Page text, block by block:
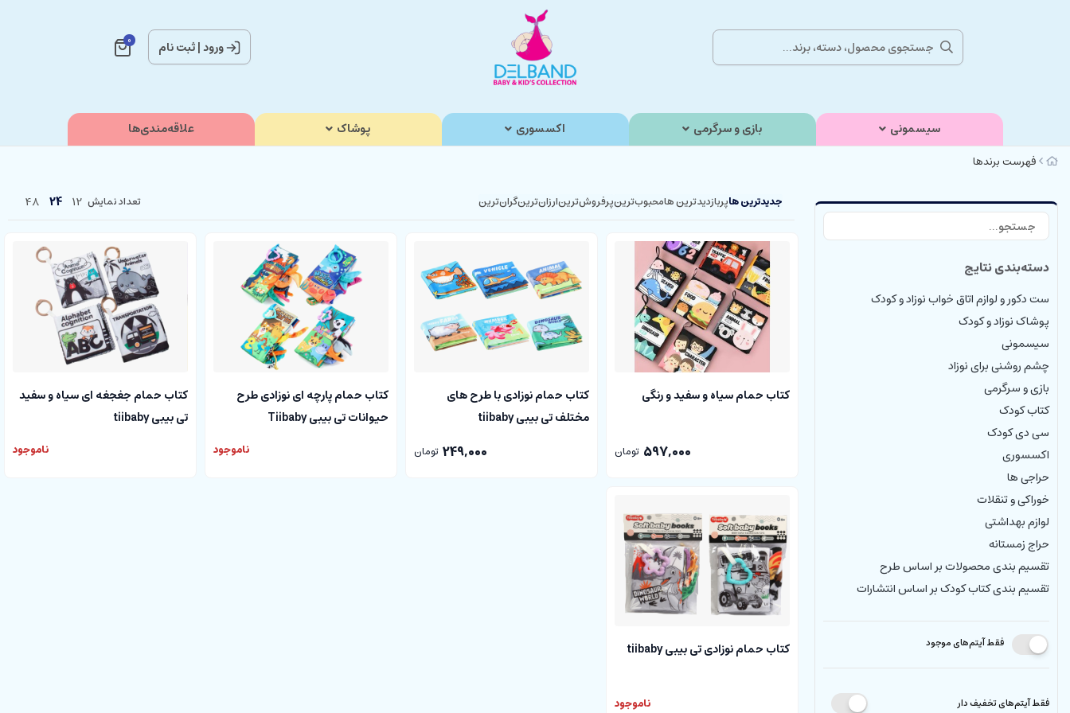
ورود|ثبت نام 0
سیسمونی بازی و سرگرمی اکسسوری پوشاک علاقه‌مندی‌ها
فهرست برندها
دسته‌بندی نتایج
ست دکور و لوازم اتاق خواب نوزاد و کودک
پوشاک نوزاد و کودک
سیسمونی
چشم روشنی برای نوزاد
بازی و سرگرمی
کتاب کودک
سی دی کودک
اکسسوری
حراجی ها
خوراکی و تنقلات
لوازم بهداشتی
حراج زمستانه
تقسیم بندی محصولات بر اساس طرح
تقسیم بندی کتاب کودک بر اساس انتشارات
فقط آیتم‌های موجود
فقط آیتم‌های تخفیف دار
جدیدترین هاپربازدیدترین هامحبوب‌‌ترینپرفروش‌ترینارزان‌ترینگران‌ترین تعداد نمایش 12
24
48
کتاب حمام سیاه و سفید و رنگی
597,000 تومان
کتاب حمام نوزادی با طرح های
مختلف تی بیبی tiibaby
249,000 تومان
کتاب حمام پارچه ای نوزادی طرح
حیوانات تی بیبی Tiibaby
ناموجود
کتاب حمام جغجغه ای سیاه و سفید
تی بیبی tiibaby
ناموجود
کتاب حمام نوزادی تی بیبی tiibaby
ناموجود